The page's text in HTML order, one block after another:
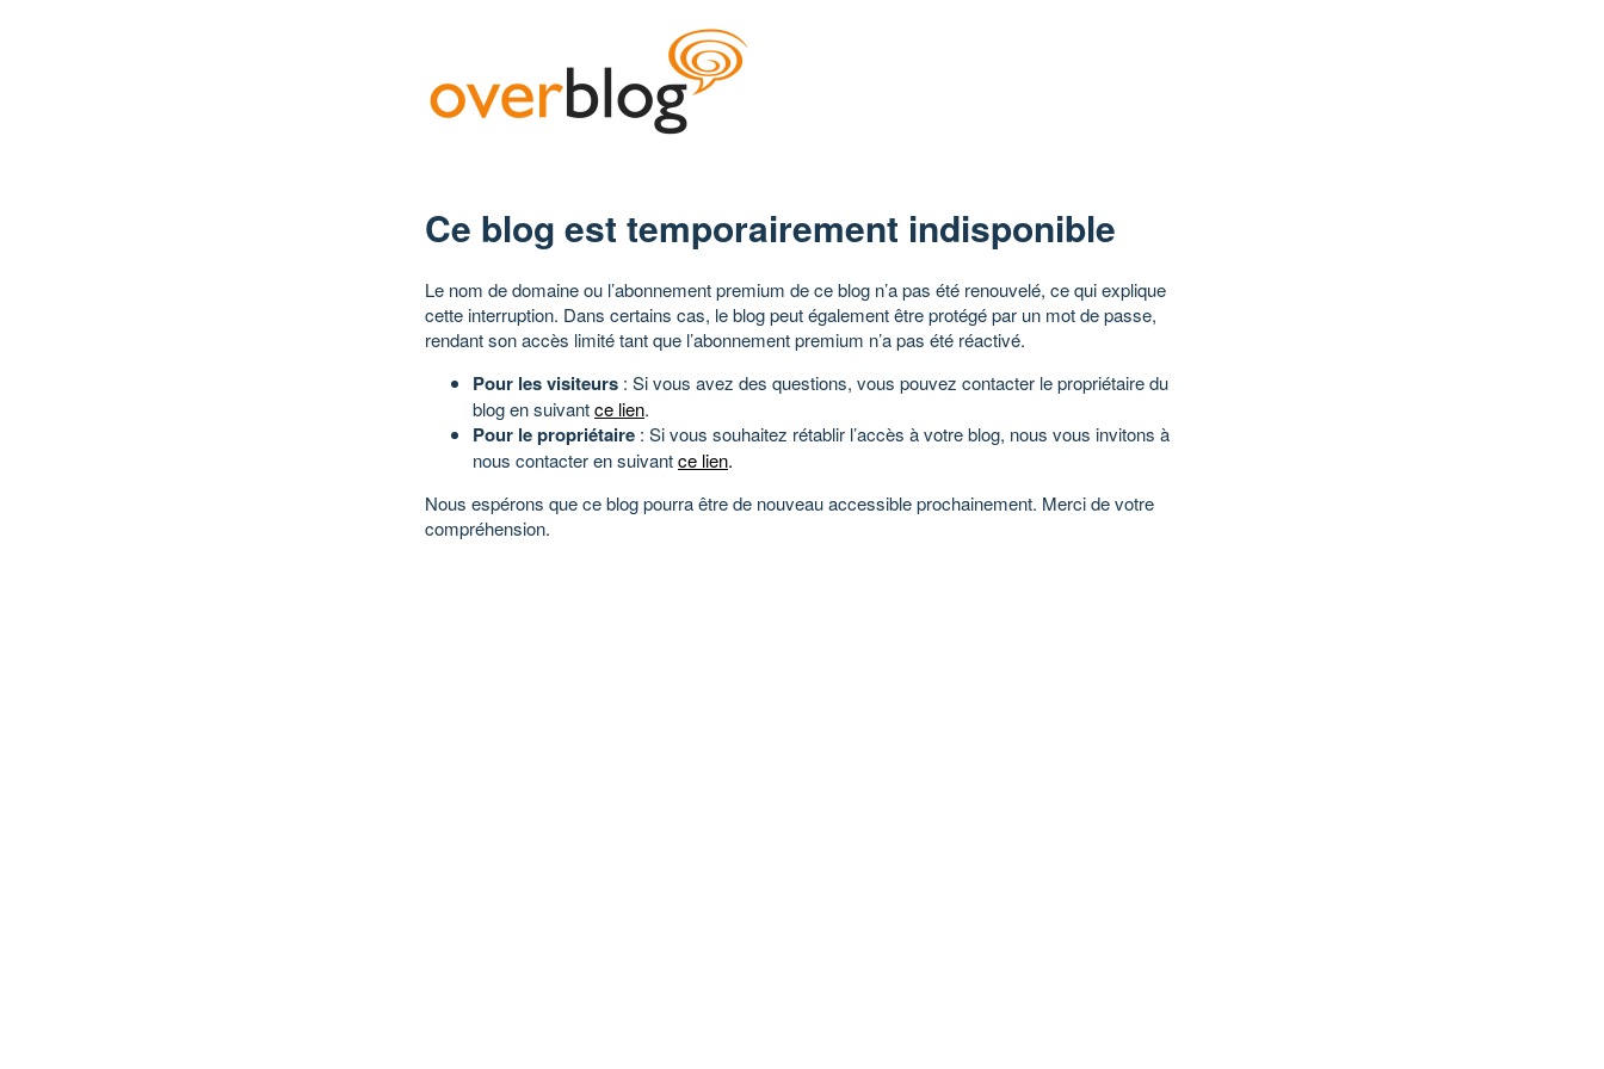
Ce blog est temporairement indisponible
Le nom de domaine ou l’abonnement premium de ce blog n’a pas été renouvelé, ce qui explique
cette interruption. Dans certains cas, le blog peut également être protégé par un mot de passe,
rendant son accès limité tant que l’abonnement premium n’a pas été réactivé.
Pour les visiteurs : Si vous avez des questions, vous pouvez contacter le propriétaire du
blog en suivantce lien.
Pour le propriétaire : Si vous souhaitez rétablir l’accès à votre blog, nous vous invitons à
nous contacter en suivantce lien.
Nous espérons que ce blog pourra être de nouveau accessible prochainement. Merci de votre
compréhension.